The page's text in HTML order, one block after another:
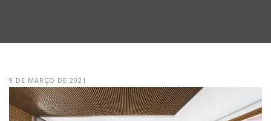
9 DE MARÇO DE 2021